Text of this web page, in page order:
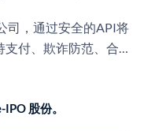
司，通过安全的API将
付、欺诈防范、合
股份。